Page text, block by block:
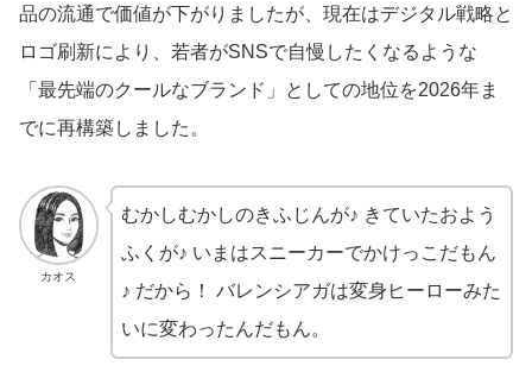
品の流通で価値が下がりましたが、現在はデジタル戦略と
ロゴ刷新により、若者がSNSで自慢したくなるような
「最先端のクールなブランド」としての地位を2026年ま
でに再構築しました。
カオス
むかしむかしのきふじんが♪ きていたおよう
ふくが♪ いまはスニーカーでかけっこだもん
♪ だから！ バレンシアガは変身ヒーローみた
いに変わったんだもん。